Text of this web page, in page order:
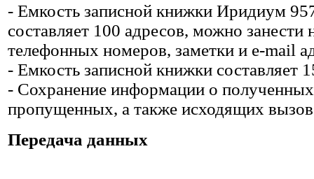
- Емкость записной книжки Иридиум
составляет 100 адресов, можно занести
телефонных номеров, заметки и e-mail
- Емкость записной книжки составляет
- Сохранение информации о
пропущенных, а также исходящих
Передача данных